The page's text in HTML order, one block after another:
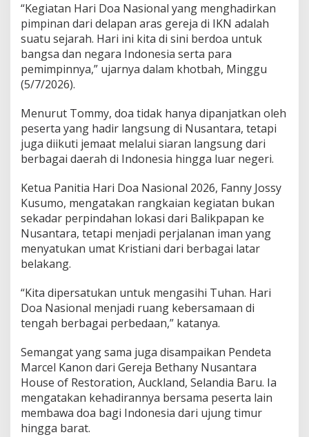
“Kegiatan Hari Doa Nasional yang menghadirkan
pimpinan dari delapan aras gereja di IKN adalah
suatu sejarah. Hari ini kita di sini berdoa untuk
bangsa dan negara Indonesia serta para
pemimpinnya,” ujarnya dalam khotbah, Minggu
(5/7/2026).
Menurut Tommy, doa tidak hanya dipanjatkan oleh
peserta yang hadir langsung di Nusantara, tetapi
juga diikuti jemaat melalui siaran langsung dari
berbagai daerah di Indonesia hingga luar negeri.
Ketua Panitia Hari Doa Nasional 2026, Fanny Jossy
Kusumo, mengatakan rangkaian kegiatan bukan
sekadar perpindahan lokasi dari Balikpapan ke
Nusantara, tetapi menjadi perjalanan iman yang
menyatukan umat Kristiani dari berbagai latar
belakang.
“Kita dipersatukan untuk mengasihi Tuhan. Hari
Doa Nasional menjadi ruang kebersamaan di
tengah berbagai perbedaan,” katanya.
Semangat yang sama juga disampaikan Pendeta
Marcel Kanon dari Gereja Bethany Nusantara
House of Restoration, Auckland, Selandia Baru. Ia
mengatakan kehadirannya bersama peserta lain
membawa doa bagi Indonesia dari ujung timur
hingga barat.